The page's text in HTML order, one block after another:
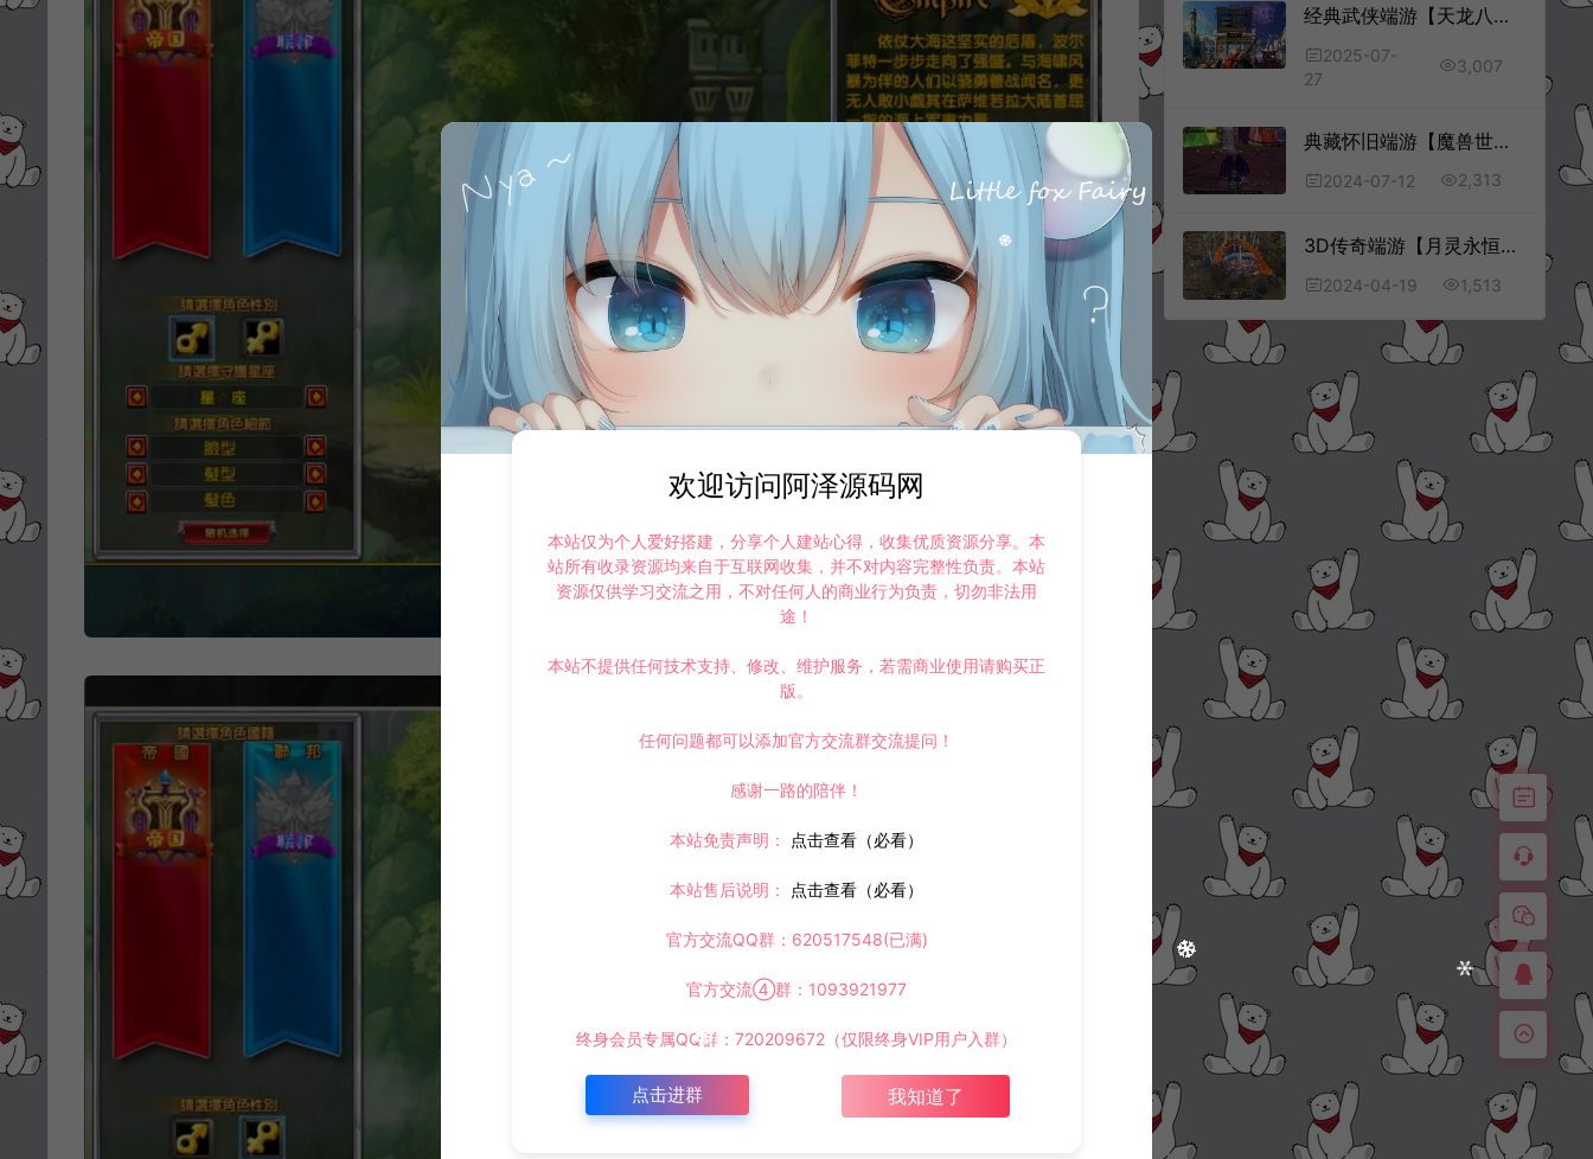
经典武侠端游【天龙八部之自改DNF天龙】7月最新整理Linux手工服务端+GM工具+PC客户端+详细搭建教程
2025-07-
27
3,007
典藏怀旧端游【魔兽世界335战灵魔兽】7月最新整理Win一键服务端+网页注册+GM指令教程+PC客户端+详细搭建教程
2024-07-12 2,313
3D传奇端游【月灵永恒传奇六职业侍女版V1.72】4月最新整理Win一键服务端+修改工具+GM命令+PC客户端+单机+详细外网搭建教程+视频教程
2024-04-19 1,513
欢迎访问阿泽源码网
本站仅为个人爱好搭建，分享个人建站心得，收集优质资源分享。本
站所有收录资源均来自于互联网收集，并不对内容完整性负责。本站
资源仅供学习交流之用，不对任何人的商业行为负责，切勿非法用
途！
本站不提供任何技术支持、修改、维护服务，若需商业使用请购买正
版。
任何问题都可以添加官方交流群交流提问！
感谢一路的陪伴！
本站免责声明： 点击查看（必看）
本站售后说明： 点击查看（必看）
官方交流QQ群：620517548(已满)
官方交流④群：1093921977
终身会员专属QQ群：720209672（仅限终身VIP用户入群）
点击进群 我知道了